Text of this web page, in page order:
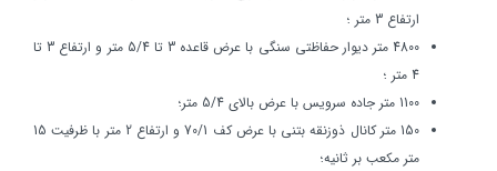
ارتفاع 3 متر ؛
4800 متر ديوار حفاظتي سنگي با عرض قاعده 3 تا 5/4 متر و ارتفاع 3 تا
4 متر ؛
1100 متر جاده سرويس با عرض بالاي 5/4 متر؛
150 متر كانال ذوزنقه بتني با عرض كف 70/1 و ارتفاع 2 متر با ظرفيت 15
متر مكعب بر ثانيه؛